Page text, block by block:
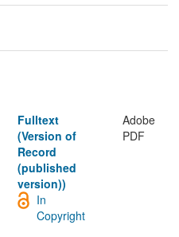
Fulltext
(Version of
Record
(published
version))
Adobe
PDF
In
Copyright